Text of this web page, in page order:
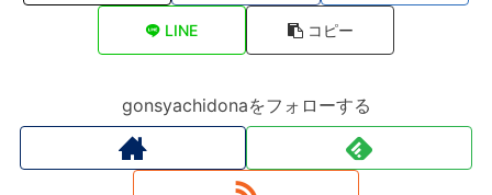
LINE コピー
gonsyachidonaをフォローする